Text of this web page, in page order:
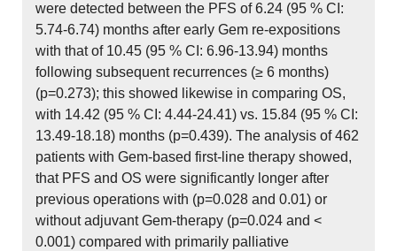
were detected between the PFS of 6.24 (95 % CI:
5.74-6.74) months after early Gem re-expositions
with that of 10.45 (95 % CI: 6.96-13.94) months
following subsequent recurrences (≥ 6 months)
(p=0.273); this showed likewise in comparing OS,
with 14.42 (95 % CI: 4.44-24.41) vs. 15.84 (95 % CI:
13.49-18.18) months (p=0.439). The analysis of 462
patients with Gem-based first-line therapy showed,
that PFS and OS were significantly longer after
previous operations with (p=0.028 and 0.01) or
without adjuvant Gem-therapy (p=0.024 and <
0.001) compared with primarily palliative